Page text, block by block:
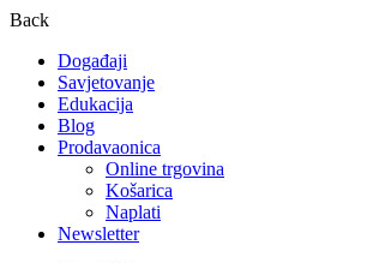
Back
Događaji
Savjetovanje
Edukacija
Blog
Prodavaonica
Online trgovina
Košarica
Naplati
Newsletter